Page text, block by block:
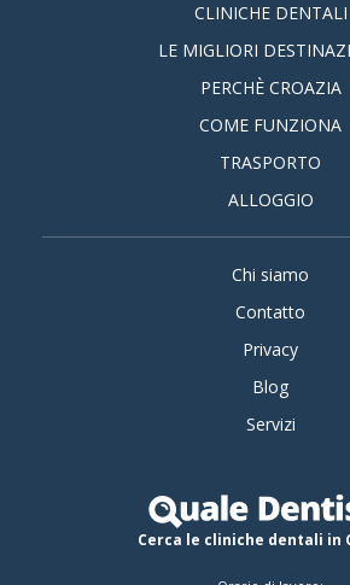
CLINICHE DENTALI
LE MIGLIORI
PERCHÈ CROAZIA
COME FUNZIONA
TRASPORTO
ALLOGGIO
Chi siamo
Contatto
Privacy
Blog
Servizi
Cerca le cliniche dentali in